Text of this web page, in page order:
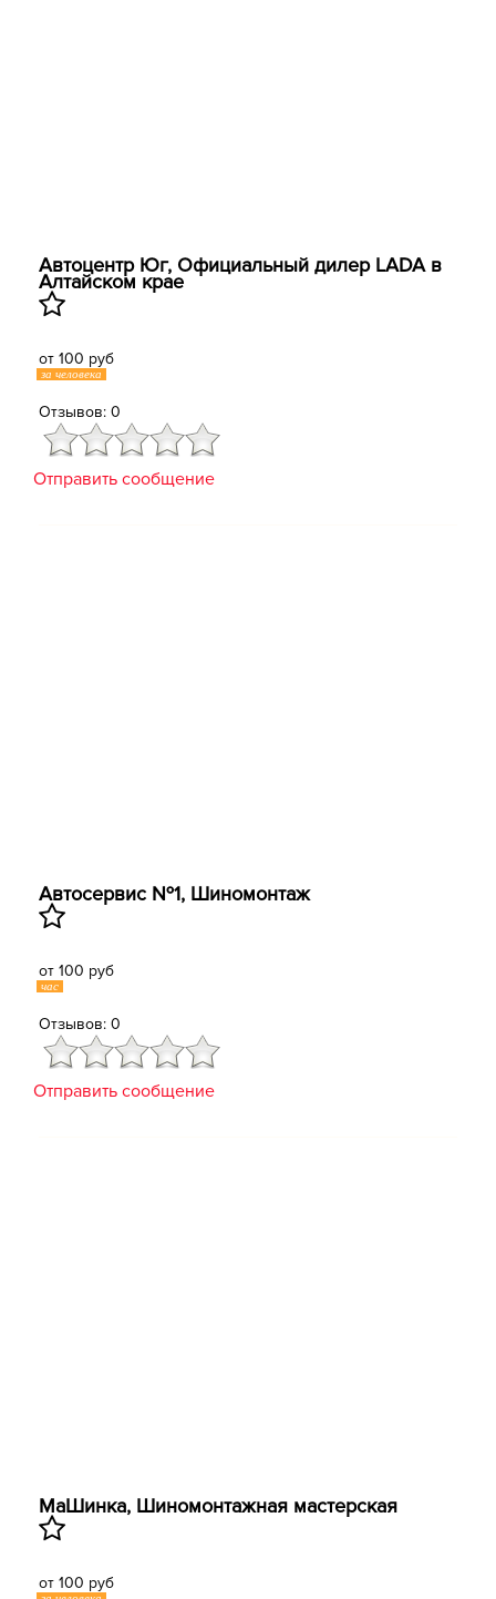
Автоцентр Юг, Официальный дилер LADA в
Алтайском крае
от 100 руб
за человека
Отзывов: 0
Отправить сообщение
Автосервис №1, Шиномонтаж
от 100 руб
час
Отзывов: 0
Отправить сообщение
МаШинка, Шиномонтажная мастерская
от 100 руб